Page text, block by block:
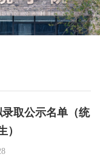
取公示名单（统
）